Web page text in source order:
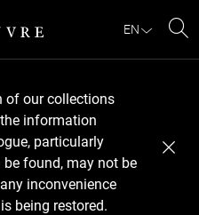
EN
of our collections
information
particularly
found, may not be
inconvenience
being restored.